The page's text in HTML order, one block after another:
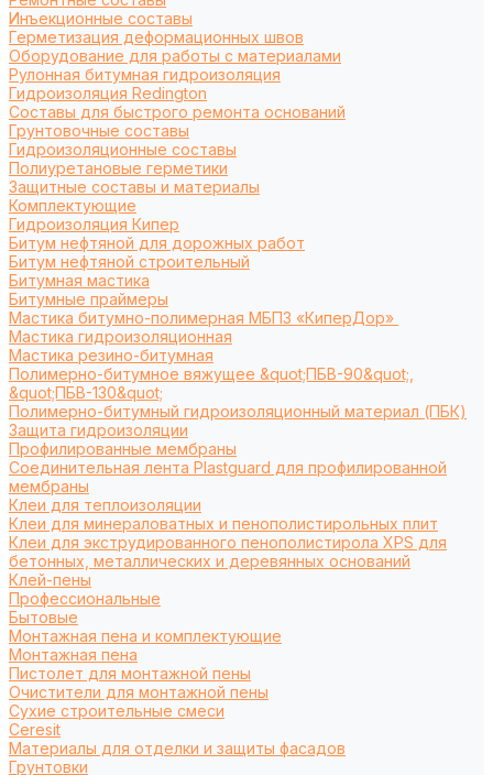
Инъекционные составы
Герметизация деформационных швов
Оборудование для работы с материалами
Рулонная битумная гидроизоляция
Гидроизоляция Redington
Составы для быстрого ремонта оснований
Грунтовочные составы
Гидроизоляционные составы
Полиуретановые герметики
Защитные составы и материалы
Комплектующие
Гидроизоляция Кипер
Битум нефтяной для дорожных работ
Битум нефтяной строительный
Битумная мастика
Битумные праймеры
Мастика битумно-полимерная МБПЗ «КиперДор»
Мастика гидроизоляционная
Мастика резино-битумная
Полимерно-битумное вяжущее &quot;ПБВ-90&quot;,
&quot;ПБВ-130&quot;
Полимерно-битумный гидроизоляционный материал (ПБК)
Защита гидроизоляции
Профилированные мембраны
Соединительная лента Plastguard для профилированной
мембраны
Клеи для теплоизоляции
Клеи для минераловатных и пенополистирольных плит
Клеи для экструдированного пенополистирола XPS для
бетонных, металлических и деревянных оснований
Клей-пены
Профессиональные
Бытовые
Монтажная пена и комплектующие
Монтажная пена
Пистолет для монтажной пены
Очистители для монтажной пены
Сухие строительные смеси
Ceresit
Материалы для отделки и защиты фасадов
Грунтовки